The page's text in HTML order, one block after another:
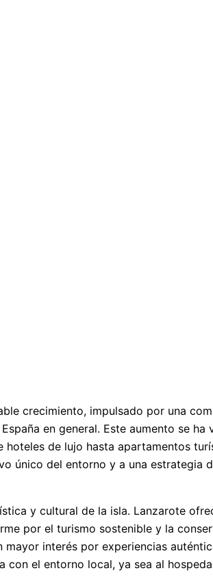
crecimiento, impulsado por una
en general. Este aumento se ha
de lujo hasta apartamentos
único del entorno y a una estrategia
y cultural de la isla. Lanzarote
por el turismo sostenible y la
interés por experiencias
el entorno local, ya sea al